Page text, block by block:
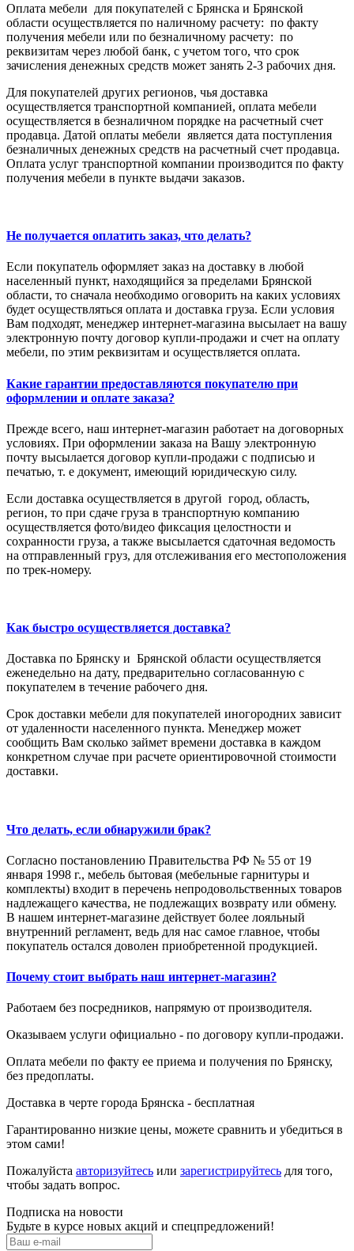
Оплата мебели для покупателей с Брянска и Брянской
области осуществляется по наличному расчету: по факту
получения мебели или по безналичному расчету: по
реквизитам через любой банк, с учетом того, что срок
зачисления денежных средств может занять 2-3 рабочих дня.
Для покупателей других регионов, чья доставка
осуществляется транспортной компанией, оплата мебели
осуществляется в безналичном порядке на расчетный счет
продавца. Датой оплаты мебели является дата поступления
безналичных денежных средств на расчетный счет продавца.
Оплата услуг транспортной компании производится по факту
получения мебели в пункте выдачи заказов.
Не получается оплатить заказ, что делать?
Если покупатель оформляет заказ на доставку в любой
населенный пункт, находящийся за пределами Брянской
области, то сначала необходимо оговорить на каких условиях
будет осуществляться оплата и доставка груза. Если условия
Вам подходят, менеджер интернет-магазина высылает на вашу
электронную почту договор купли-продажи и счет на оплату
мебели, по этим реквизитам и осуществляется оплата.
Какие гарантии предоставляются покупателю при
оформлении и оплате заказа?
Прежде всего, наш интернет-магазин работает на договорных
условиях. При оформлении заказа на Вашу электронную
почту высылается договор купли-продажи с подписью и
печатью, т. е документ, имеющий юридическую силу.
Если доставка осуществляется в другой город, область,
регион, то при сдаче груза в транспортную компанию
осуществляется фото/видео фиксация целостности и
сохранности груза, а также высылается сдаточная ведомость
на отправленный груз, для отслеживания его местоположения
по трек-номеру.
Как быстро осуществляется доставка?
Доставка по Брянску и Брянской области осуществляется
еженедельно на дату, предварительно согласованную с
покупателем в течение рабочего дня.
Срок доставки мебели для покупателей иногородних зависит
от удаленности населенного пункта. Менеджер может
сообщить Вам сколько займет времени доставка в каждом
конкретном случае при расчете ориентировочной стоимости
доставки.
Что делать, если обнаружили брак?
Согласно постановлению Правительства РФ № 55 от 19
января 1998 г., мебель бытовая (мебельные гарнитуры и
комплекты) входит в перечень непродовольственных товаров
надлежащего качества, не подлежащих возврату или обмену.
В нашем интернет-магазине действует более лояльный
внутренний регламент, ведь для нас самое главное, чтобы
покупатель остался доволен приобретенной продукцией.
Почему стоит выбрать наш интернет-магазин?
Работаем без посредников, напрямую от производителя.
Оказываем услуги официально - по договору купли-продажи.
Оплата мебели по факту ее приема и получения по Брянску,
без предоплаты.
Доставка в черте города Брянска - бесплатная
Гарантированно низкие цены, можете сравнить и убедиться в
этом сами!
Пожалуйста авторизуйтесь или зарегистрируйтесь для того,
чтобы задать вопрос.
Подписка на новости
Будьте в курсе новых акций и спецпредложений!